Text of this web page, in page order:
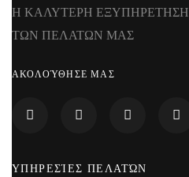
Η ΚΑΛΥΤΕΡΗ ΕΞΥΠΗΡΕΤΗΣΗ
ΤΩΝ ΠΕΛΑΤΩΝ ΜΑΣ
ΑΚΟΛΟΎΘΗΣΕ ΜΑΣ
ΥΠΗΡΕΣΊΕΣ ΠΕΛΑΤΏΝ